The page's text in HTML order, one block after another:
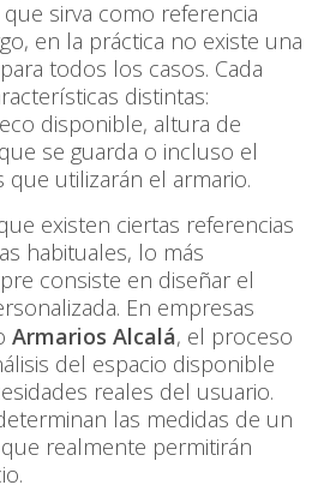
sirva como referencia
en la práctica no existe una
todos los casos. Cada
distintas:
disponible, altura de
se guarda o incluso el
utilizarán el armario.
existen ciertas referencias
habituales, lo más
consiste en diseñar el
En empresas
Armarios Alcalá, el proceso
del espacio disponible
reales del usuario.
las medidas de un
realmente permitirán